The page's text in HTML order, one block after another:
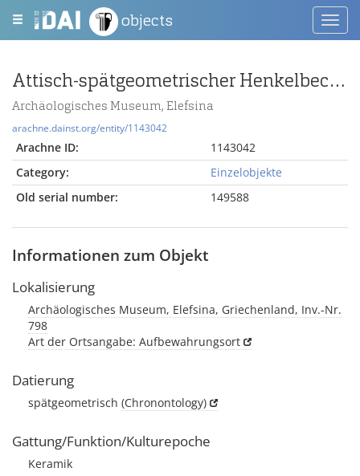
objects
Attisch-spätgeometrischer Henkelbecher mit Vogelfries
Archäologisches Museum, Elefsina
arachne.dainst.org/entity/1143042
Arachne ID:
1143042
Category:
Einzelobjekte
Old serial number:
149588
Informationen zum Objekt
Lokalisierung
Archäologisches Museum, Elefsina, Griechenland, Inv.-Nr.
798
Art der Ortsangabe: Aufbewahrungsort
Datierung
spätgeometrisch (Chronontology)
Gattung/Funktion/Kulturepoche
Keramik